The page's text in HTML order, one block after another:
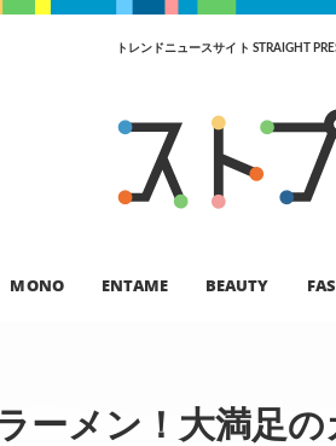
トレンドニュースサイト STRAIGHT
MONO ENTAME BEAUTY
ーメン！大満足の